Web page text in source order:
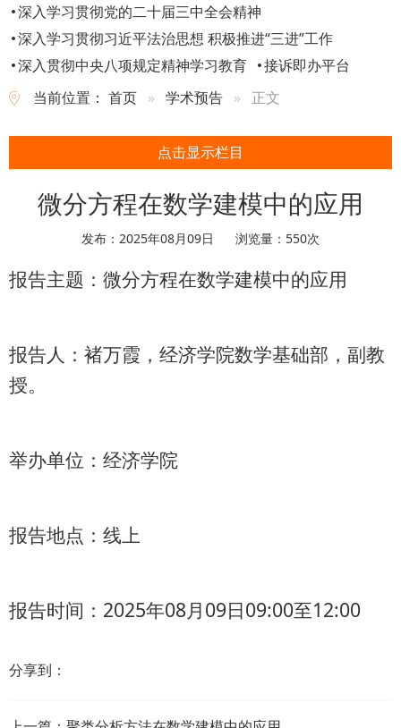
深入学习贯彻党的二十届三中全会精神
深入学习贯彻习近平法治思想 积极推进“三进”工作
深入贯彻中央八项规定精神学习教育
接诉即办平台
当前位置： 首页 学术预告 正文
点击显示栏目
微分方程在数学建模中的应用
发布：2025年08月09日 浏览量： 550次
报告主题：微分方程在数学建模中的应用
报告人：褚万霞，经济学院数学基础部，副教
授。
举办单位：经济学院
报告地点：线上
报告时间：2025年08月09日09:00至12:00
分享到：